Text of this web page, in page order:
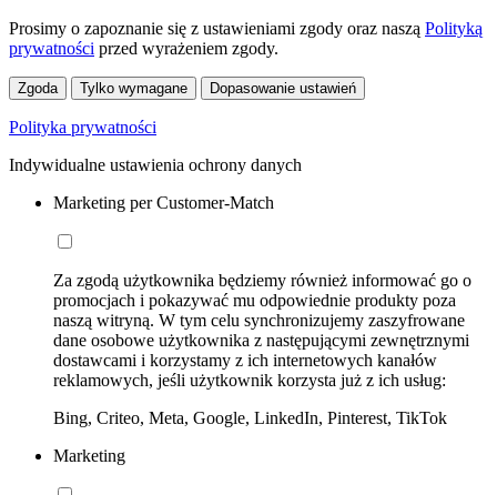
Prosimy o zapoznanie się z ustawieniami zgody oraz naszą Polityką
prywatności przed wyrażeniem zgody.
Zgoda Tylko wymagane Dopasowanie ustawień
Polityka prywatności
Indywidualne ustawienia ochrony danych
Marketing per Customer-Match
Za zgodą użytkownika będziemy również informować go o
promocjach i pokazywać mu odpowiednie produkty poza
naszą witryną. W tym celu synchronizujemy zaszyfrowane
dane osobowe użytkownika z następującymi zewnętrznymi
dostawcami i korzystamy z ich internetowych kanałów
reklamowych, jeśli użytkownik korzysta już z ich usług:
Bing, Criteo, Meta, Google, LinkedIn, Pinterest, TikTok
Marketing